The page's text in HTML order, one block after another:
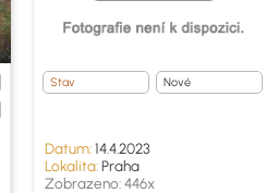
Stav Nové
Datum:14.4.2023
Lokalita:Praha
Zobrazeno: 446x